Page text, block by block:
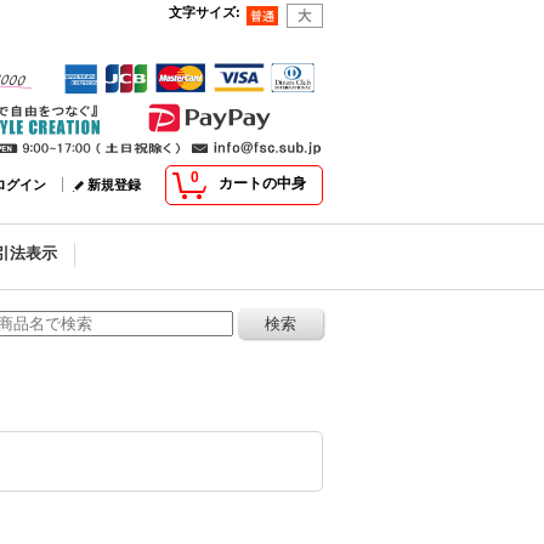
文字サイズ:
0 カートの中身
グイン 新規登録
法表示